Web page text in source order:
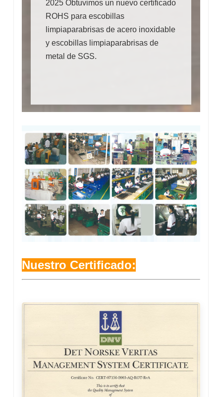
2025 Obtuvimos un nuevo certificado
ROHS para escobillas
limpiaparabrisas de acero inoxidable
y escobillas limpiaparabrisas de
metal de SGS.
Nuestro Certificado: